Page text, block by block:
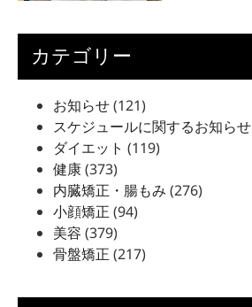
カテゴリー
お知らせ(121)
スケジュールに関するお知らせ
ダイエット (119)
健康(373)
内臓矯正・腸もみ (276)
小顔矯正 (94)
美容 (379)
骨盤矯正 (217)